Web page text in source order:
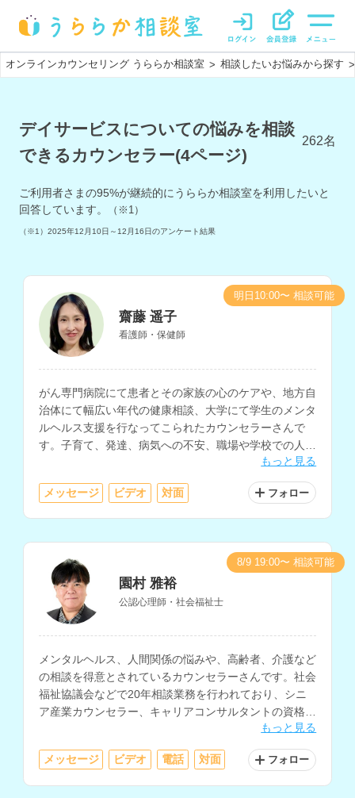
オンラインカウンセリング うららか相談室 > 相談したいお悩みから探す >
デイサービスについての悩みを相談
できるカウンセラー(4ページ)
262名
ご利用者さまの95%が継続的にうららか相談室を利用したいと
回答しています。
（※1）
（※1） 2025年12月10日～12月16日のアンケート結果
齋藤 遥子
看護師・保健師
がん専門病院にて患者とその家族の心のケアや、地方自
治体にて幅広い年代の健康相談、大学にて学生のメンタ
ルヘルス支援を行なってこられたカウンセラーさんで
す。子育て、発達、病気への不安、職場や学校での人間
関係・ストレス、家族関係、介護等の相談に対応されて
もっと見る
メッセージ ビデオ 対面 フォロー
明日10:00〜 相談可能
園村 雅裕
公認心理師・社会福祉士
メンタルヘルス、人間関係の悩みや、高齢者、介護など
の相談を得意とされているカウンセラーさんです。社会
福祉協議会などで20年相談業務を行われており、シニ
ア産業カウンセラー、キャリアコンサルタントの資格も
もっと見る
メッセージ ビデオ 電話 対面 フォロー
8/9 19:00〜 相談可能